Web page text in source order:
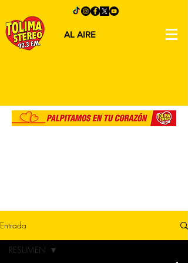
AL AIRE
Entrada
RESUMEN